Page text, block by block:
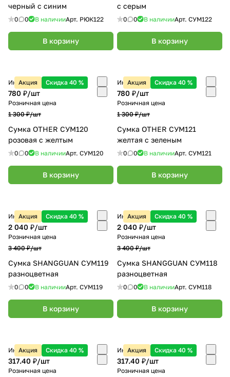
черный с синим
0 0 В наличииАрт. РЮК122
В корзину
с серым
0 0 В наличииАрт. СУМ122
В корзину
Акция Скидка 40 %
Интернет-магазин
780 ₽/шт
Розничная цена
1 300 ₽/шт
Сумка OTHER СУМ120
розовая с желтым
0 0 В наличииАрт. СУМ120
В корзину
Акция Скидка 40 %
Интернет-магазин
780 ₽/шт
Розничная цена
1 300 ₽/шт
Сумка OTHER СУМ121
желтая с зеленым
0 0 В наличииАрт. СУМ121
В корзину
Акция Скидка 40 %
Интернет-магазин
2 040 ₽/шт
Розничная цена
3 400 ₽/шт
Сумка SHANGGUAN СУМ119
разноцветная
0 0 В наличииАрт. СУМ119
В корзину
Акция Скидка 40 %
Интернет-магазин
2 040 ₽/шт
Розничная цена
3 400 ₽/шт
Сумка SHANGGUAN СУМ118
разноцветная
0 0 В наличииАрт. СУМ118
В корзину
Акция Скидка 40 %
Интернет-магазин
317.40 ₽/шт
Розничная цена
Акция Скидка 40 %
Интернет-магазин
317.40 ₽/шт
Розничная цена